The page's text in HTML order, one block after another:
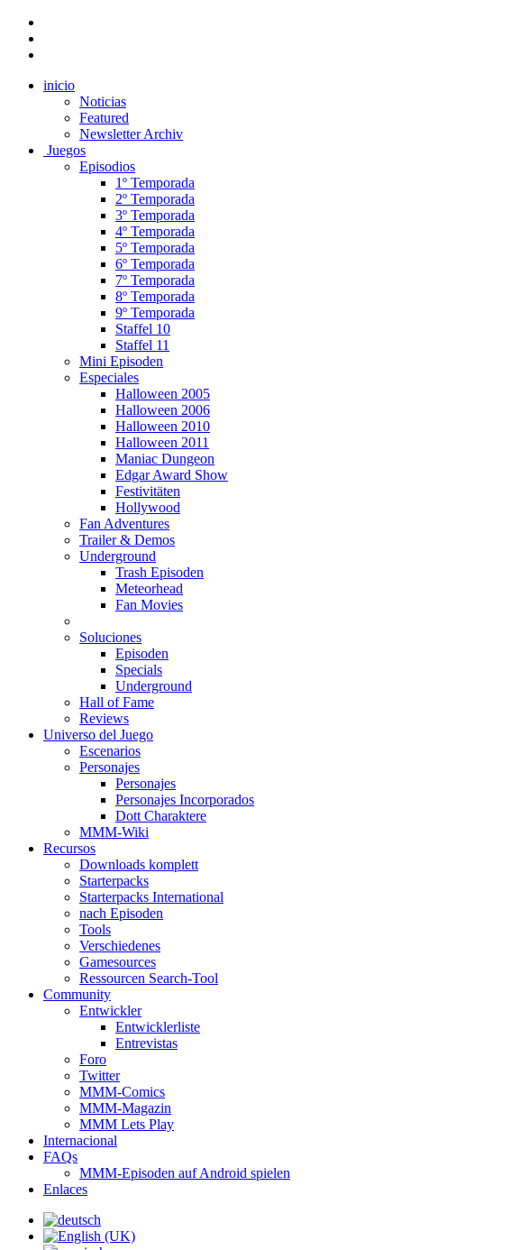
inicio
Noticias
Featured
Newsletter Archiv
Juegos
Episodios
1º Temporada
2º Temporada
3º Temporada
4º Temporada
5º Temporada
6º Temporada
7º Temporada
8º Temporada
9º Temporada
Staffel 10
Staffel 11
Mini Episoden
Especiales
Halloween 2005
Halloween 2006
Halloween 2010
Halloween 2011
Maniac Dungeon
Edgar Award Show
Festivitäten
Hollywood
Fan Adventures
Trailer & Demos
Underground
Trash Episoden
Meteorhead
Fan Movies
Soluciones
Episoden
Specials
Underground
Hall of Fame
Reviews
Universo del Juego
Escenarios
Personajes
Personajes
Personajes Incorporados
Dott Charaktere
MMM-Wiki
Recursos
Downloads komplett
Starterpacks
Starterpacks International
nach Episoden
Tools
Verschiedenes
Gamesources
Ressourcen Search-Tool
Community
Entwickler
Entwicklerliste
Entrevistas
Foro
Twitter
MMM-Comics
MMM-Magazin
MMM Lets Play
Internacional
FAQs
MMM-Episoden auf Android spielen
Enlaces